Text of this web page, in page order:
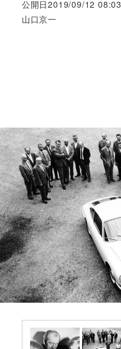
公開日2019/09/12 08:03
著
山口京一